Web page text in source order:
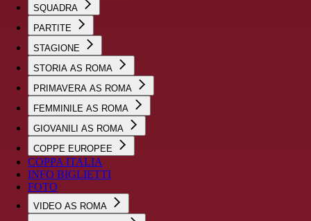
SQUADRA
PARTITE
STAGIONE
STORIA AS ROMA
PRIMAVERA AS ROMA
FEMMINILE AS ROMA
GIOVANILI AS ROMA
COPPE EUROPEE
COPPA ITALIA
INFO BIGLIETTI
FOTO
VIDEO AS ROMA